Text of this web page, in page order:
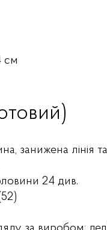
см
занижена лінія
24 див.